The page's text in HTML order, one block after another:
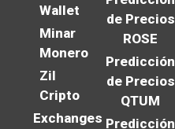
Wallet
Minar
Monero
Zil
Cripto
Exchanges
de Precios
ROSE
Predicción
de Precios
QTUM
Predicción